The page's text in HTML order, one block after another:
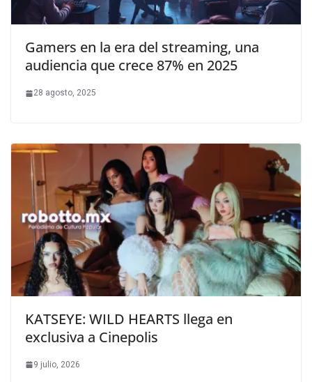
Gamers en la era del streaming, una
audiencia que crece 87% en 2025
28 agosto, 2025
KATSEYE: WILD HEARTS llega en
exclusiva a Cinepolis
9 julio, 2026